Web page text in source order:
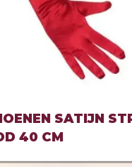
SATIJN
40 CM